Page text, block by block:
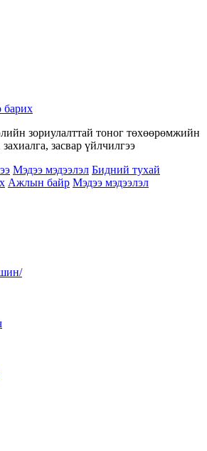
барих
зориулалттай тоног төхөөрөмжийн
засвар үйлчилгээ
Мэдээ мэдээлэл Бидний тухай
Ажлын байр Мэдээ мэдээлэл